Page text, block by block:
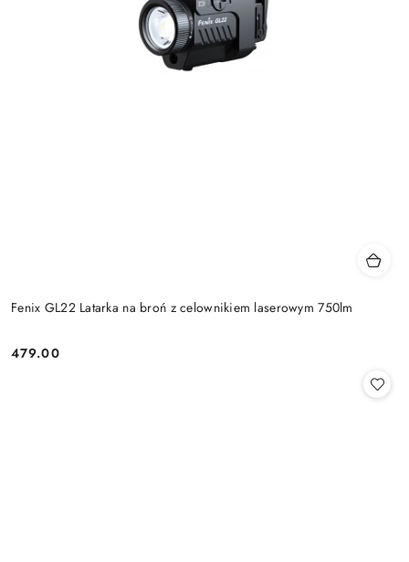
Fenix GL22 Latarka na broń z celownikiem laserowym 750lm
Cena:
479.00